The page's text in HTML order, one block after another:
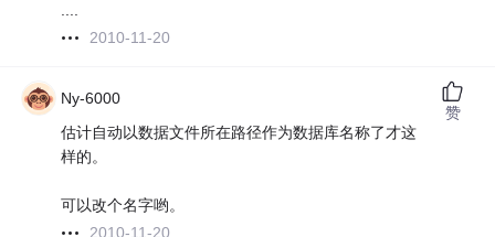
....
2010-11-20
Ny-6000
估计自动以数据文件所在路径作为数据库名称了才这
样的。
可以改个名字哟。
2010-11-20
赞